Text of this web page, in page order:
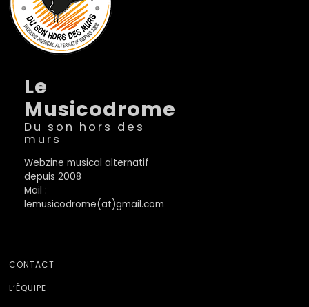
Le
Musicodrome
Du son hors des
murs
Webzine musical alternatif
depuis 2008
Mail :
lemusicodrome(at)gmail.com
CONTACT
L’ÉQUIPE